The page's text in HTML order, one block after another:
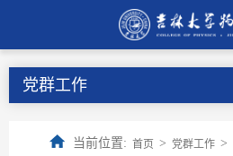
党群工作
当前位置: 首页 > 党群工作 >